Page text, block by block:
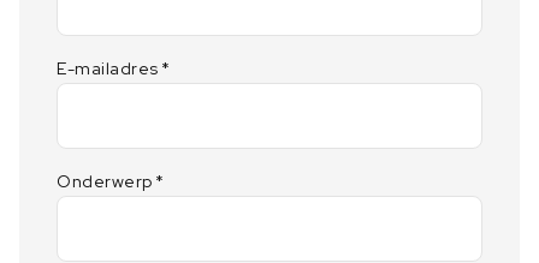
E-mailadres *
Onderwerp *